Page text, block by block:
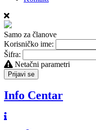
Samo za članove
Korisničko ime:
Šifra:
Netačni parametri
Prijavi se
Info Centar